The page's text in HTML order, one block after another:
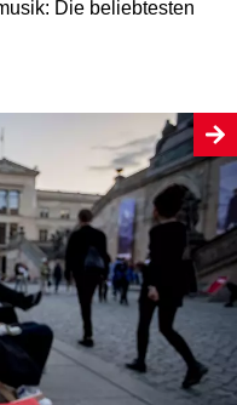
Die beliebtesten